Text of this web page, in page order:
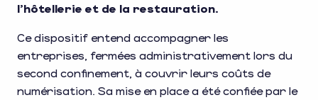
l’hôtellerie et de la restauration.
Ce dispositif entend accompagner les
entreprises, fermées administrativement lors du
second confinement, à couvrir leurs coûts de
numérisation. Sa mise en place a été confiée par le